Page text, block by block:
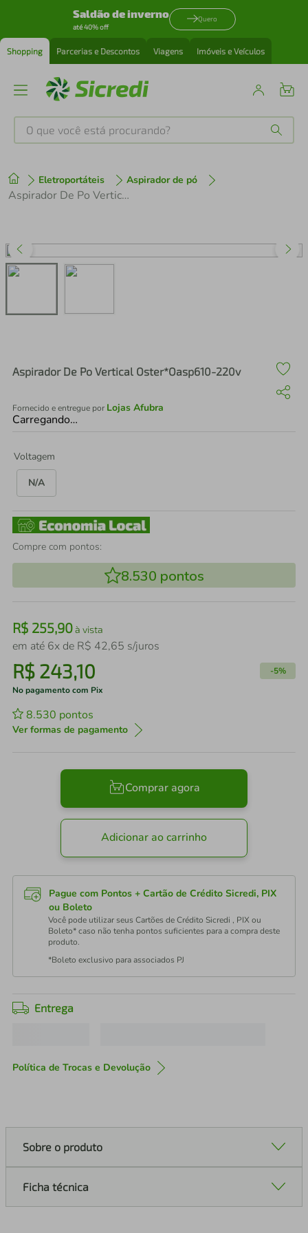
Saldão de inverno
até 40% off
Quero
Shopping Parcerias e Descontos Viagens Imóveis e Veículos
O que você está procurando?
Eletroportáteis Aspirador de pó
Aspirador De Po Vertical Oster*Oasp610-220v
Aspirador De Po Vertical Oster*Oasp610-220v
Fornecido e entregue por Lojas Afubra
Carregando…
Voltagem
N/A
Compre com pontos:
8.530 pontos
R$ 255,90à vista
em até 6x de R$ 42,65 s/juros
R$ 243,10 -5%
No pagamento com Pix
8.530 pontos
Ver formas de pagamento
Comprar agora
Adicionar ao carrinho
Pague com Pontos + Cartão de Crédito Sicredi, PIX
ou Boleto
Você pode utilizar seus Cartões de Crédito Sicredi , PIX ou
Boleto* caso não tenha pontos suficientes para a compra deste
produto.
*Boleto exclusivo para associados PJ
Entrega
Política de Trocas e Devolução
Sobre o produto
Ficha técnica
1º tenis
perfume